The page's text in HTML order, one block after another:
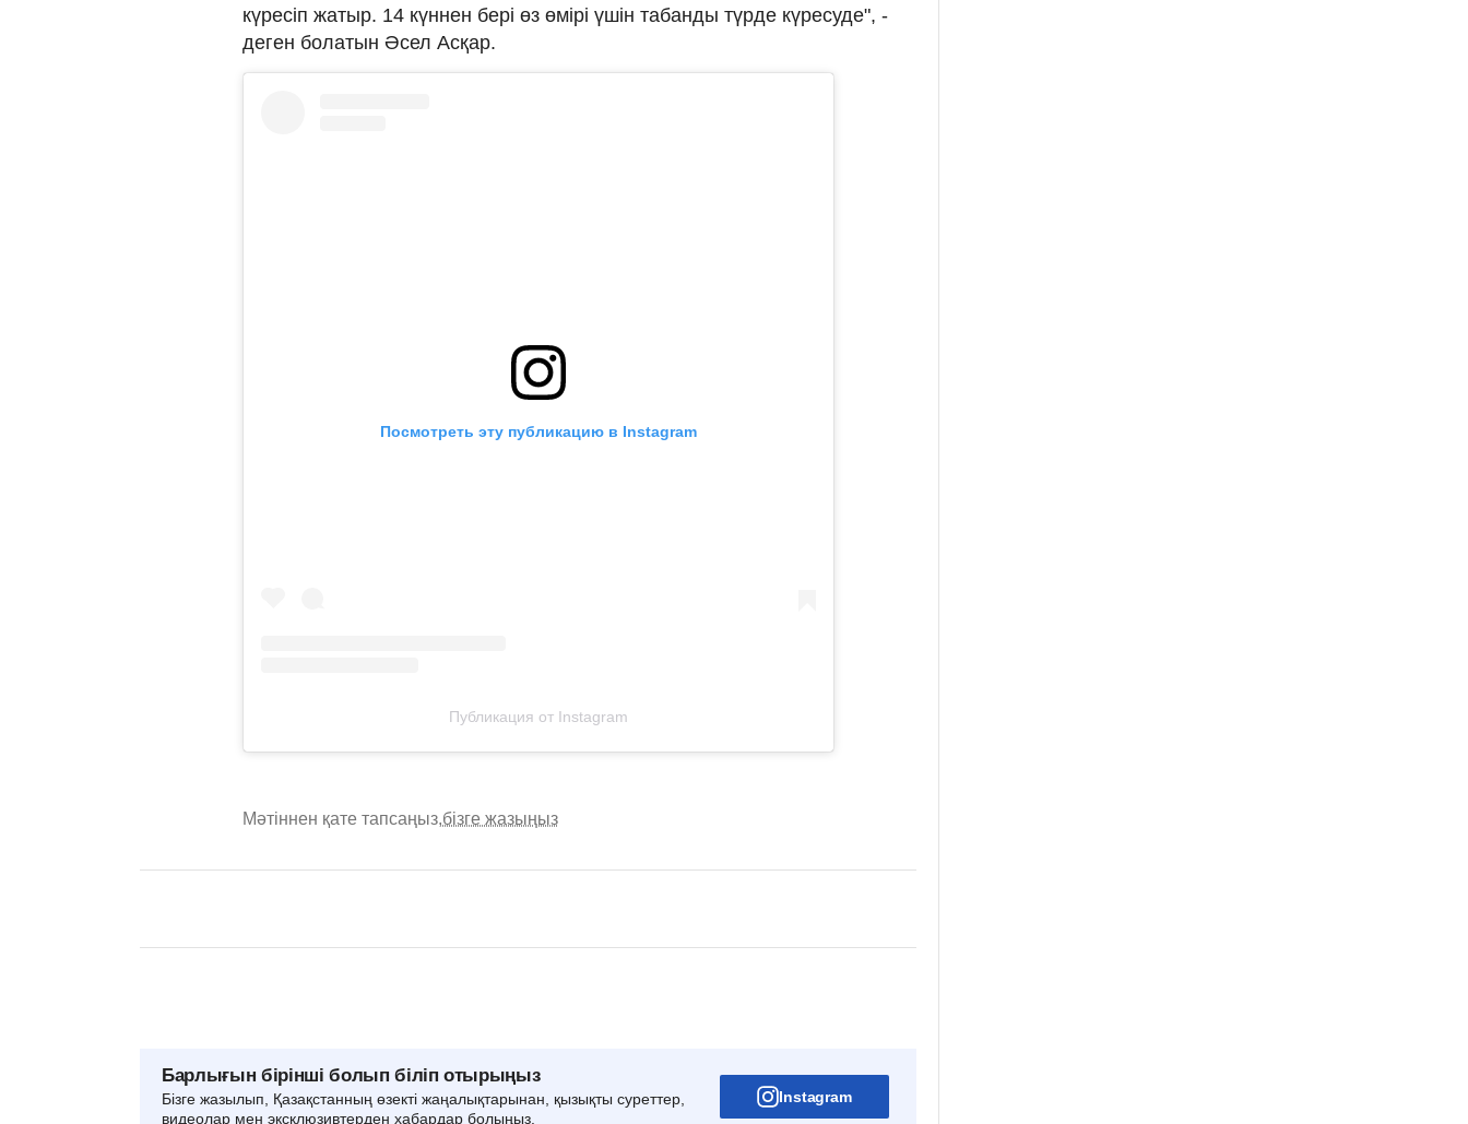
күресіп жатыр. 14 күннен бері өз өмірі үшін табанды түрде күресуде", -
деген болатын Әсел Асқар.
Посмотреть эту публикацию в Instagram
Публикация от Instagram
Мәтіннен қате тапсаңыз,бізге жазыңыз
Барлығын бірінші болып біліп отырыңыз
Бізге жазылып, Қазақстанның өзекті жаңалықтарынан, қызықты суреттер,
видеолар мен эксклюзивтерден хабардар болыңыз.
Instagram